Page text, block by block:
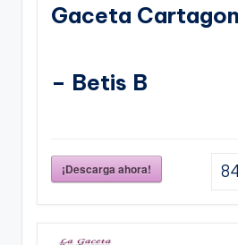
Gaceta
– Betis B
¡Descarga ahora!